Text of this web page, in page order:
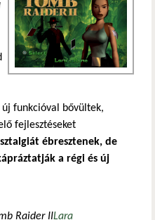
funkcióval bővültek,
fejlesztéseket
ébresztenek, de
a régi és új
Raider IILara